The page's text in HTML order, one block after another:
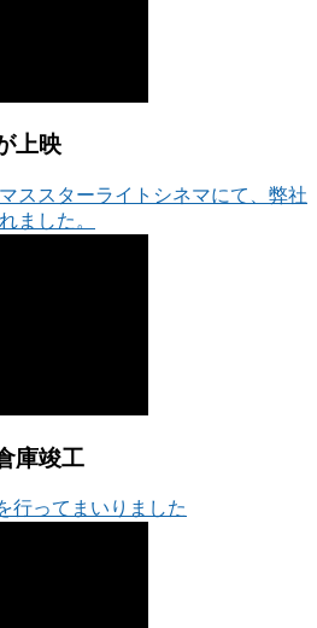
上映
ススターライトシネマにて、弊社
ました。
庫竣工
行ってまいりました